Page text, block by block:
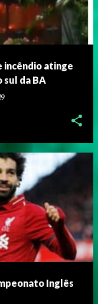
incêndio atinge
sul da BA
Inglês